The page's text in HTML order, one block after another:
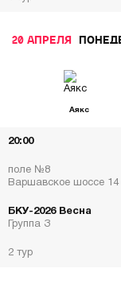
20 АПРЕЛЯ
20:00
поле №8
Варшавское шоссе 14
2 тур
Аякс
БКУ-2026 Весна
Группа З